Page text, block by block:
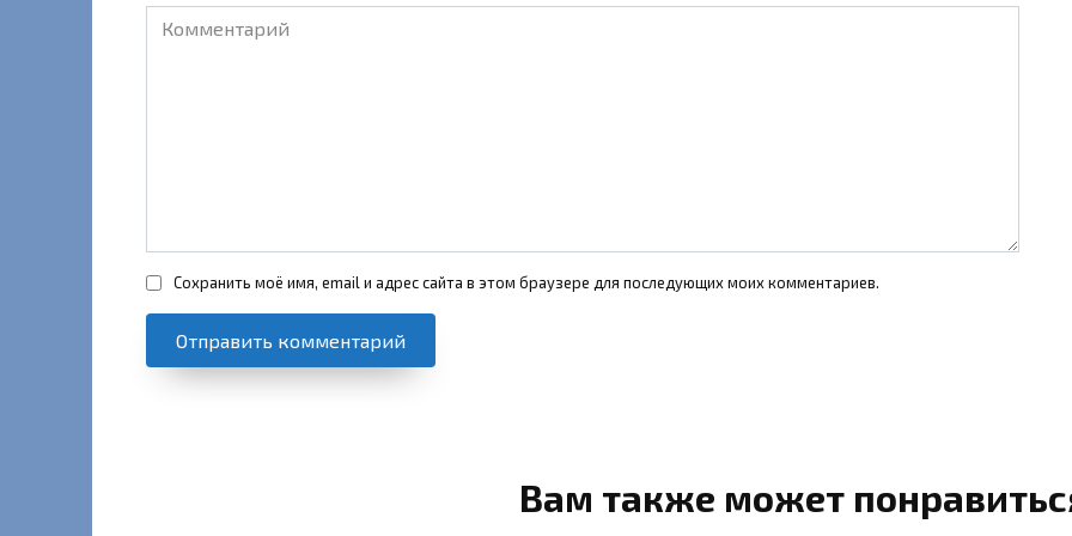
Комментарий
Сохранить моё имя, email и адрес сайта в этом браузере для последующих моих комментариев.
Вам также может